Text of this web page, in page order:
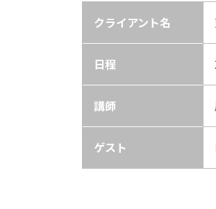
クライアント名
日程
講師
ゲスト